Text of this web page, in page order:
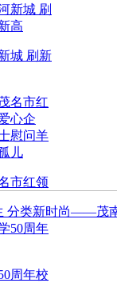
分类新时尚——茂
城 刷新
市红领
周年校